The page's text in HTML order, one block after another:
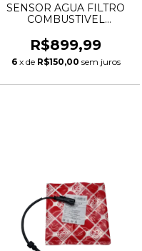
SENSOR AGUA FILTRO
COMBUSTIVEL
ROVER SPORT VOGUE 3.0
TDV6 DIESEL LR084452
C2D51033 9X239J308AC
R$899,99
6 x de R$150,00 sem juros